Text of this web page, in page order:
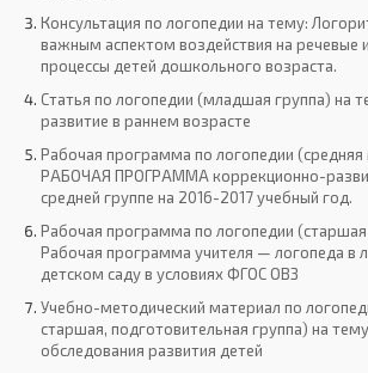
Консультация по логопедии на тему:
важным аспектом воздействия на речевые
процессы детей дошкольного возраста.
Статья по логопедии (младшая группа) на
развитие в раннем возрасте
Рабочая программа по логопедии (средняя
РАБОЧАЯ ПРОГРАММА коррекционно-
средней группе на 2016-2017 учебный год.
Рабочая программа по логопедии
Рабочая программа учителя — логопеда в
детском саду в условиях ФГОС ОВЗ
Учебно-методический материал по
старшая, подготовительная группа) на
обследования развития детей